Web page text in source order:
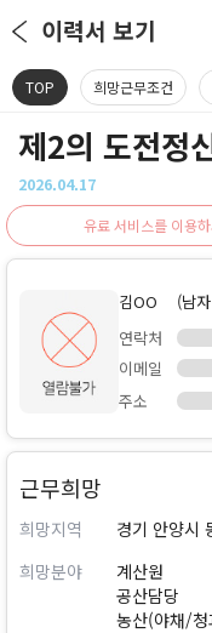
이력서 보기
TOP 희망근무조건
제2의 도전정
2026.04.17
유료 서비스를 이용
김OO
(남
연락처
이메일
주소
근무희망
희망지역
경기 안양시
희망분야
계산원
공산담당
농산(야채/청